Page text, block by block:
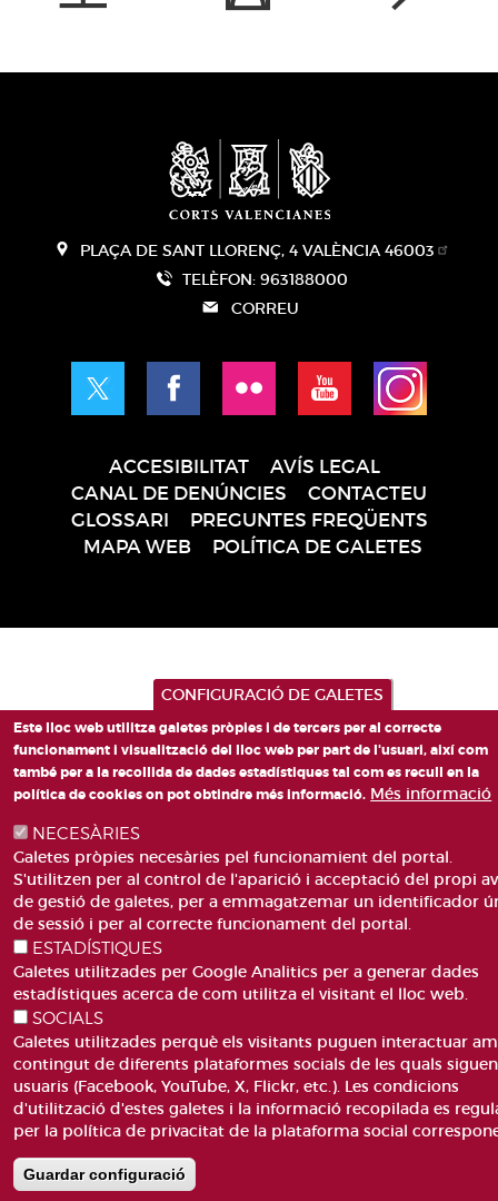
PLAÇA DE SANT LLORENÇ, 4 VALÈNCIA 46003
TELÈFON: 963188000
CORREU
página
ACCESIBILITAT
AVÍS LEGAL
CANAL DE DENÚNCIES
CONTACTEU
GLOSSARI
PREGUNTES FREQÜENTS
MAPA WEB
POLÍTICA DE GALETES
CONFIGURACIÓ DE GALETES
Este lloc web utilitza galetes pròpies i de tercers per al correcte
funcionament i visualització del lloc web per part de l'usuari, així com
també per a la recollida de dades estadístiques tal com es recull en la
política de cookies on pot obtindre més informació. Més informació
NECESÀRIES
Galetes pròpies necesàries pel funcionamient del portal.
S'utilitzen per al control de l'aparició i acceptació del propi
de gestió de galetes, per a emmagatzemar un identificador
de sessió i per al correcte funcionament del portal.
ESTADÍSTIQUES
Galetes utilitzades per Google Analitics per a generar dades
estadístiques acerca de com utilitza el visitant el lloc web.
SOCIALS
Galetes utilitzades perquè els visitants puguen interactuar
contingut de diferents plataformes socials de les quals siguen
usuaris (Facebook, YouTube, X, Flickr, etc.). Les condicions
d'utilització d'estes galetes i la informació recopilada es
per la política de privacitat de la plataforma social
Guardar configuració